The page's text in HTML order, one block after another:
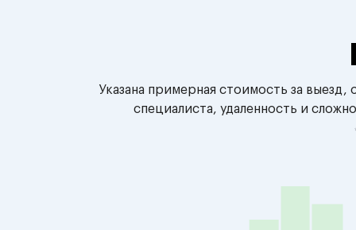
Указана примерная стоимость за
специалиста, удаленность и